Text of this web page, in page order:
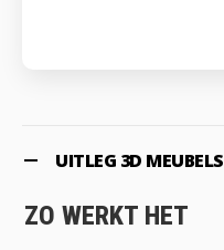
UITLEG 3D MEUBELS
ZO WERKT HET